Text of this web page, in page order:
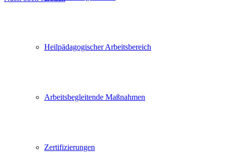
Heilpädagogischer Arbeitsbereich
Arbeitsbegleitende Maßnahmen
Zertifizierungen